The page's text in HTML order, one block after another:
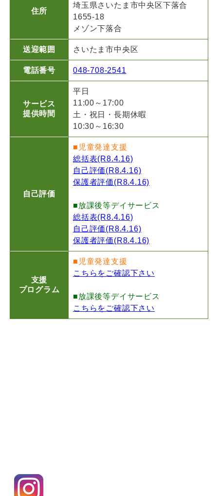
住所
埼玉県さいたま市中央区下落合
1655-18
メゾン下落合
送迎範囲 さいたま市中央区
電話番号 048-708-2541
サービス
提供時間
平日
11:00～17:00
土・祝日・長期休暇
10:30～16:30
自己評価
■児童発達支援
総括表(R8.4.16)
自己評価(R8.4.16)
保護者評価(R8.4.16)
■放課後等デイサービス
総括表(R8.4.16)
自己評価(R8.4.16)
保護者評価(R8.4.16)
支援
プログラム
■児童発達支援
こちらをご確認下さい
■放課後等デイサービス
こちらをご確認下さい